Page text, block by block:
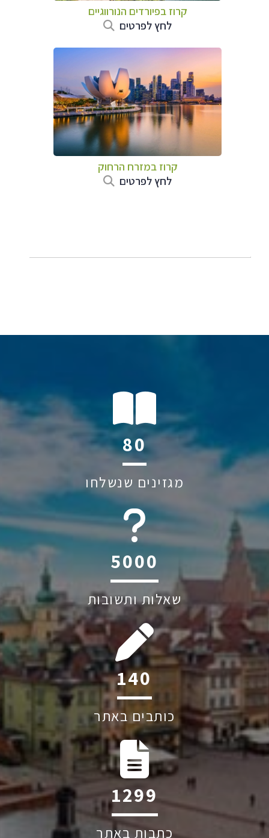
קרוז בפיורדים הנורווגיים
לחץ לפרטים
קרוז במזרח הרחוק
לחץ לפרטים
118
מגזינים שנשלחו
6045
שאלות ותשובות
207
כותבים באתר
1928
כתבות באתר